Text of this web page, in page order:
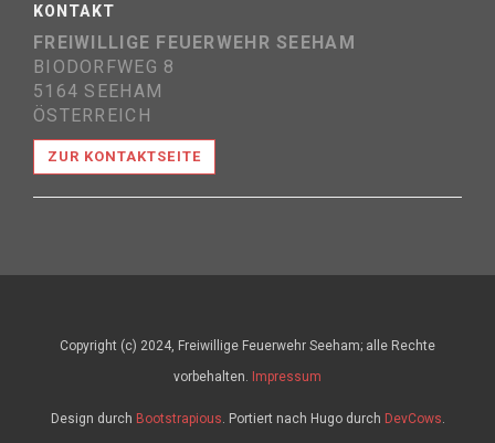
KONTAKT
FREIWILLIGE FEUERWEHR SEEHAM
BIODORFWEG 8
5164 SEEHAM
ÖSTERREICH
ZUR KONTAKTSEITE
Copyright (c) 2024, Freiwillige Feuerwehr Seeham; alle Rechte
vorbehalten. Impressum
Design durch Bootstrapious . Portiert nach Hugo durch DevCows